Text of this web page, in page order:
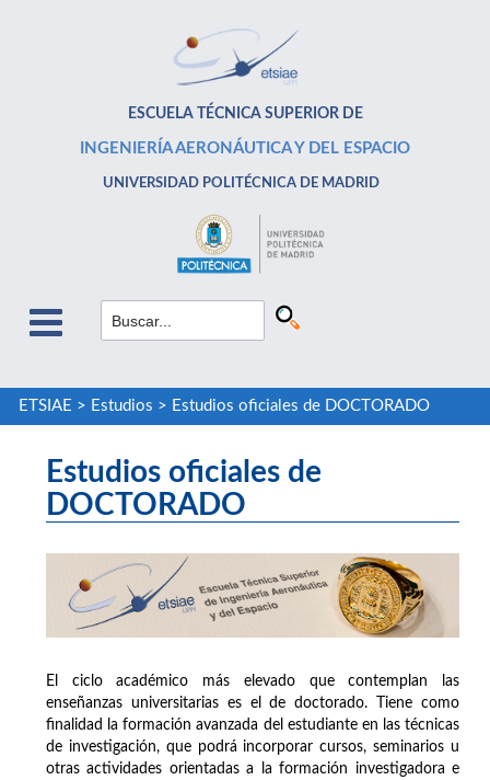
ESCUELA TÉCNICA SUPERIOR DE
INGENIERÍA AERONÁUTICA Y DEL ESPACIO
UNIVERSIDAD POLITÉCNICA DE MADRID
ETSIAE > Estudios > Estudios oficiales de DOCTORADO
Estudios oficiales de
DOCTORADO
El ciclo académico más elevado que contemplan las
enseñanzas universitarias es el de doctorado. Tiene como
finalidad la formación avanzada del estudiante en las técnicas
de investigación, que podrá incorporar cursos, seminarios u
otras actividades orientadas a la formación investigadora e